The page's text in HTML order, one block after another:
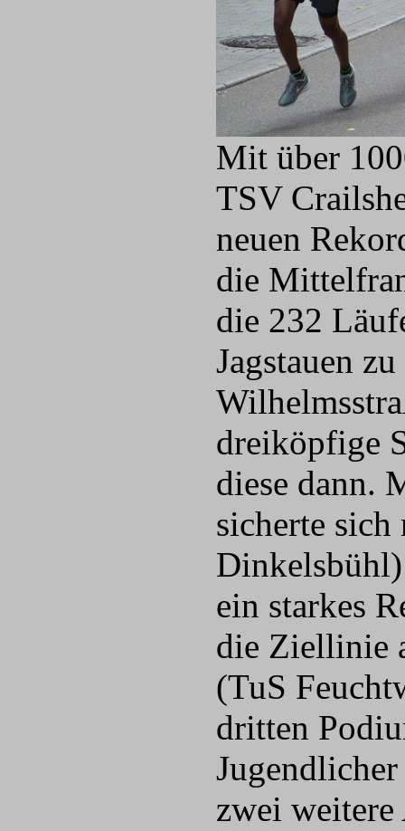
Mit über
TSV
neuen
die
die 232
Jagstauen
dreiköpfige
diese dann.
sicherte
ein starkes
die Ziellinie
(TuS
dritten
zwei weitere